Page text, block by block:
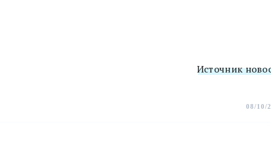
Источник
08/10/